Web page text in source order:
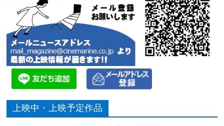
上映中・上映予定作品